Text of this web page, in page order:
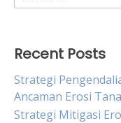
for:
Recent Posts
Strategi
Ancaman Erosi
Strategi Mitigasi